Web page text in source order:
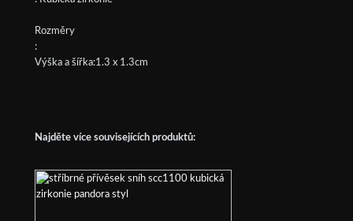
Rozměry
:
Výška a šířka:1.3 x 1.3cm
Najděte více souvisejících produktů: